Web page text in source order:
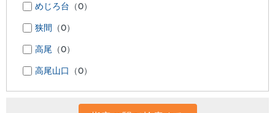
めじろ台 （0）
狭間 （0）
高尾 （0）
高尾山口
（0）